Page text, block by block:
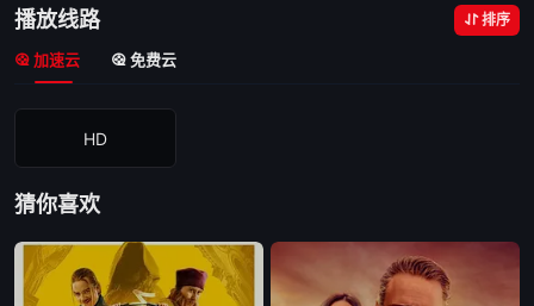
播放线路 排序
加速云 免费云
HD
猜你喜欢